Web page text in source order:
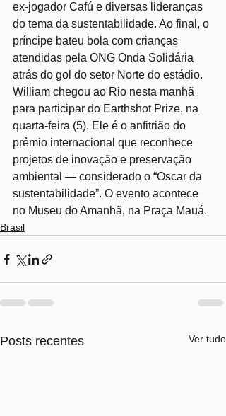
ex-jogador Cafú e diversas lideranças
do tema da sustentabilidade. Ao final, o
príncipe bateu bola com crianças
atendidas pela ONG Onda Solidária
atrás do gol do setor Norte do estádio.
William chegou ao Rio nesta manhã
para participar do Earthshot Prize, na
quarta-feira (5). Ele é o anfitrião do
prêmio internacional que reconhece
projetos de inovação e preservação
ambiental — considerado o “Oscar da
sustentabilidade”. O evento acontece
no Museu do Amanhã, na Praça Mauá.
Brasil
Posts recentes Ver tudo